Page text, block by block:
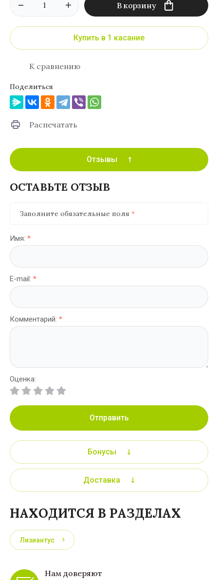
В корзину
Купить в 1 касание
К сравнению
Поделиться
Распечатать
Отзывы
ОСТАВЬТЕ ОТЗЫВ
Заполните обязательные поля *
Имя: *
E-mail: *
Комментарий: *
Оценка:
Отправить
Бонусы
Доставка
НАХОДИТСЯ В РАЗДЕЛАХ
Лизиантус
Нам доверяют